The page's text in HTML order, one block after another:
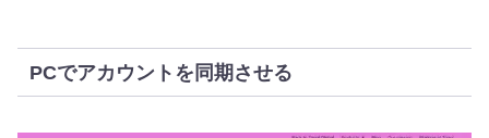
PCでアカウントを同期させる